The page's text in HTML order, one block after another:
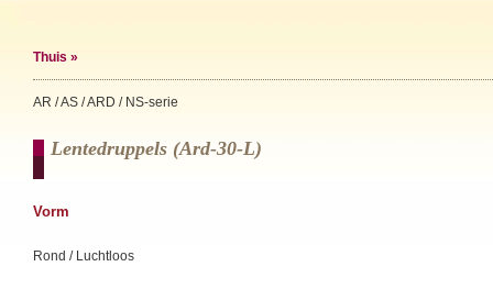
Thuis »
AR / AS / ARD / NS-serie
Lentedruppels (ard-30-L)
Vorm
Rond / Luchtloos